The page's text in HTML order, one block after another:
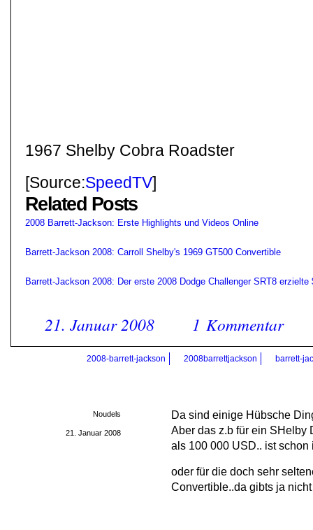
1967 Shelby Cobra Roadster
[Source:SpeedTV]
Related Posts
2008 Barrett-Jackson: Erste Highlights und Videos Online
Barrett-Jackson 2008: Carroll Shelby's 1969 GT500 Convertible
Barrett-Jackson 2008: Der erste 2008 Dodge Challenger SRT8 erzielte
21. Januar 2008 1 Kommentar
2008-barrett-jackson 2008barrettjackson barrett-
Da sind einige Hübsche
Aber das z.b für ein SHelby
als 100 000 USD.. ist
oder für die doch sehr
Convertible..da gibts ja
Noudels
21. Januar 2008